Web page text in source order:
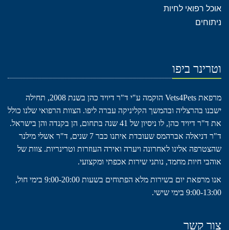
אוכל רפואי לחיות
ניתוחים
וטרינר ביפו
מרפאת Vets4Pets הוקמה ע"י ד"ר דיויד כהן בשנת 2008, תחילה
ישבנו בהרצליה ובהמשך הקליניקה עברה ליפו. הצוות הרפואי שלנו כולל
את ד"ר דיויד כהן, לו ניסיון של 41 שנה בתחום, הן בקנדה והן בישראל.
ד"ר דניאלה אברהמס שעובדת איתנו כבר 7 שנים, ד"ר אשלי מילנר
שהצטרפה אלינו לאחרונה ויערה ואירה העוזרות וטרינריות. צוות של
אוהבי חיות מחמד, נותני שירות אכפתי ומקצועי.
אנו מרפאת יום בשירות מלא הפתוחים בשעות 9:00-20:00 בימי חול,
9:00-13:00 בימי שישי.
צור קשר